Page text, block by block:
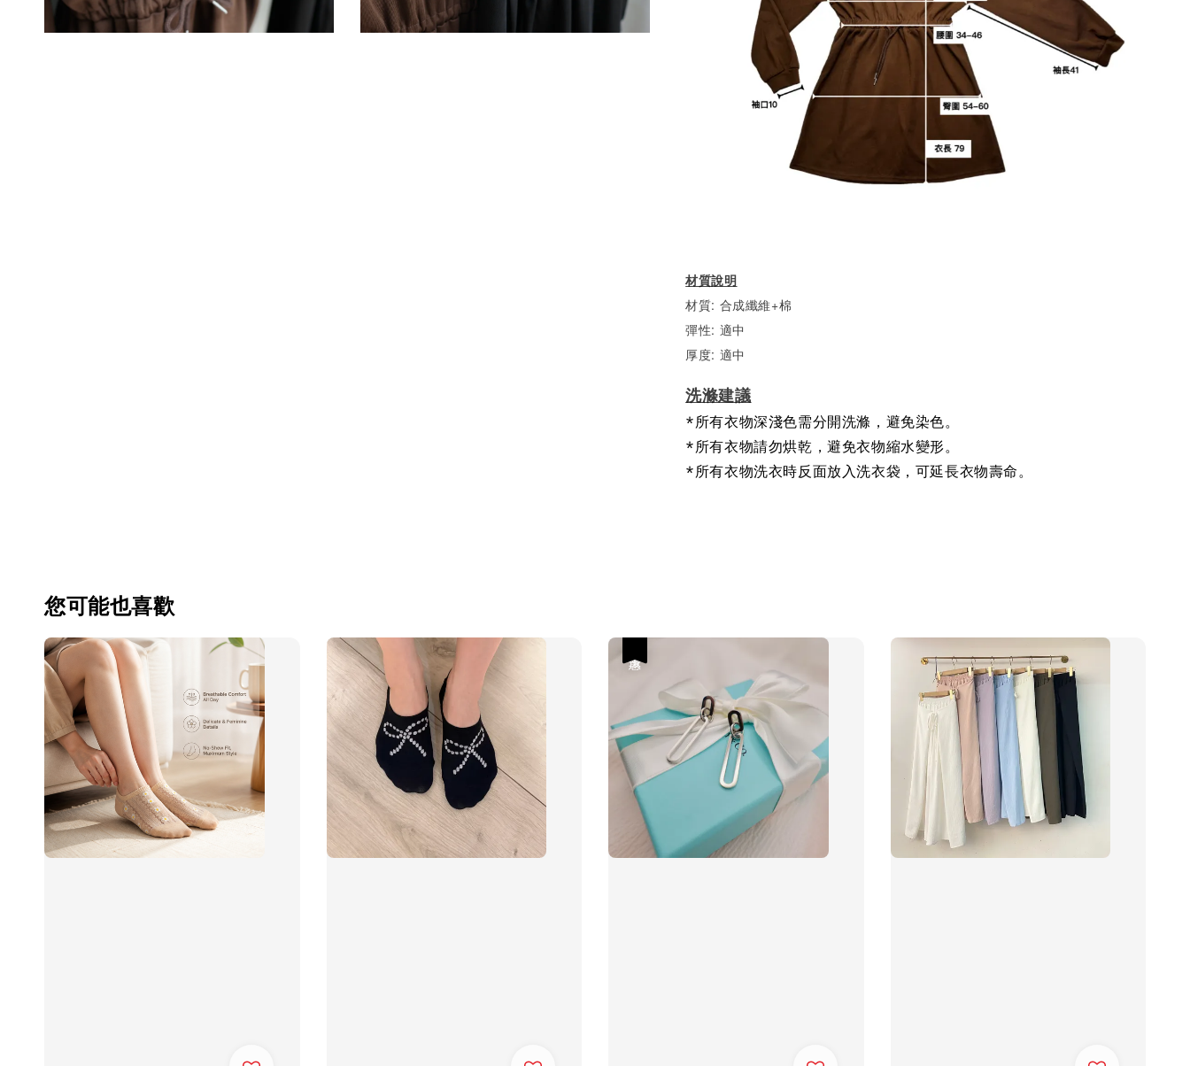
材質說明
材質: 合成纖維+棉
彈性: 適中
厚度: 適中
洗滌建議
*所有衣物深淺色需分開洗滌，避免染色。
*所有衣物請勿烘乾，避免衣物縮水變形。
*所有衣物洗衣時反面放入洗衣袋，可延長衣物壽命。
您可能也喜歡